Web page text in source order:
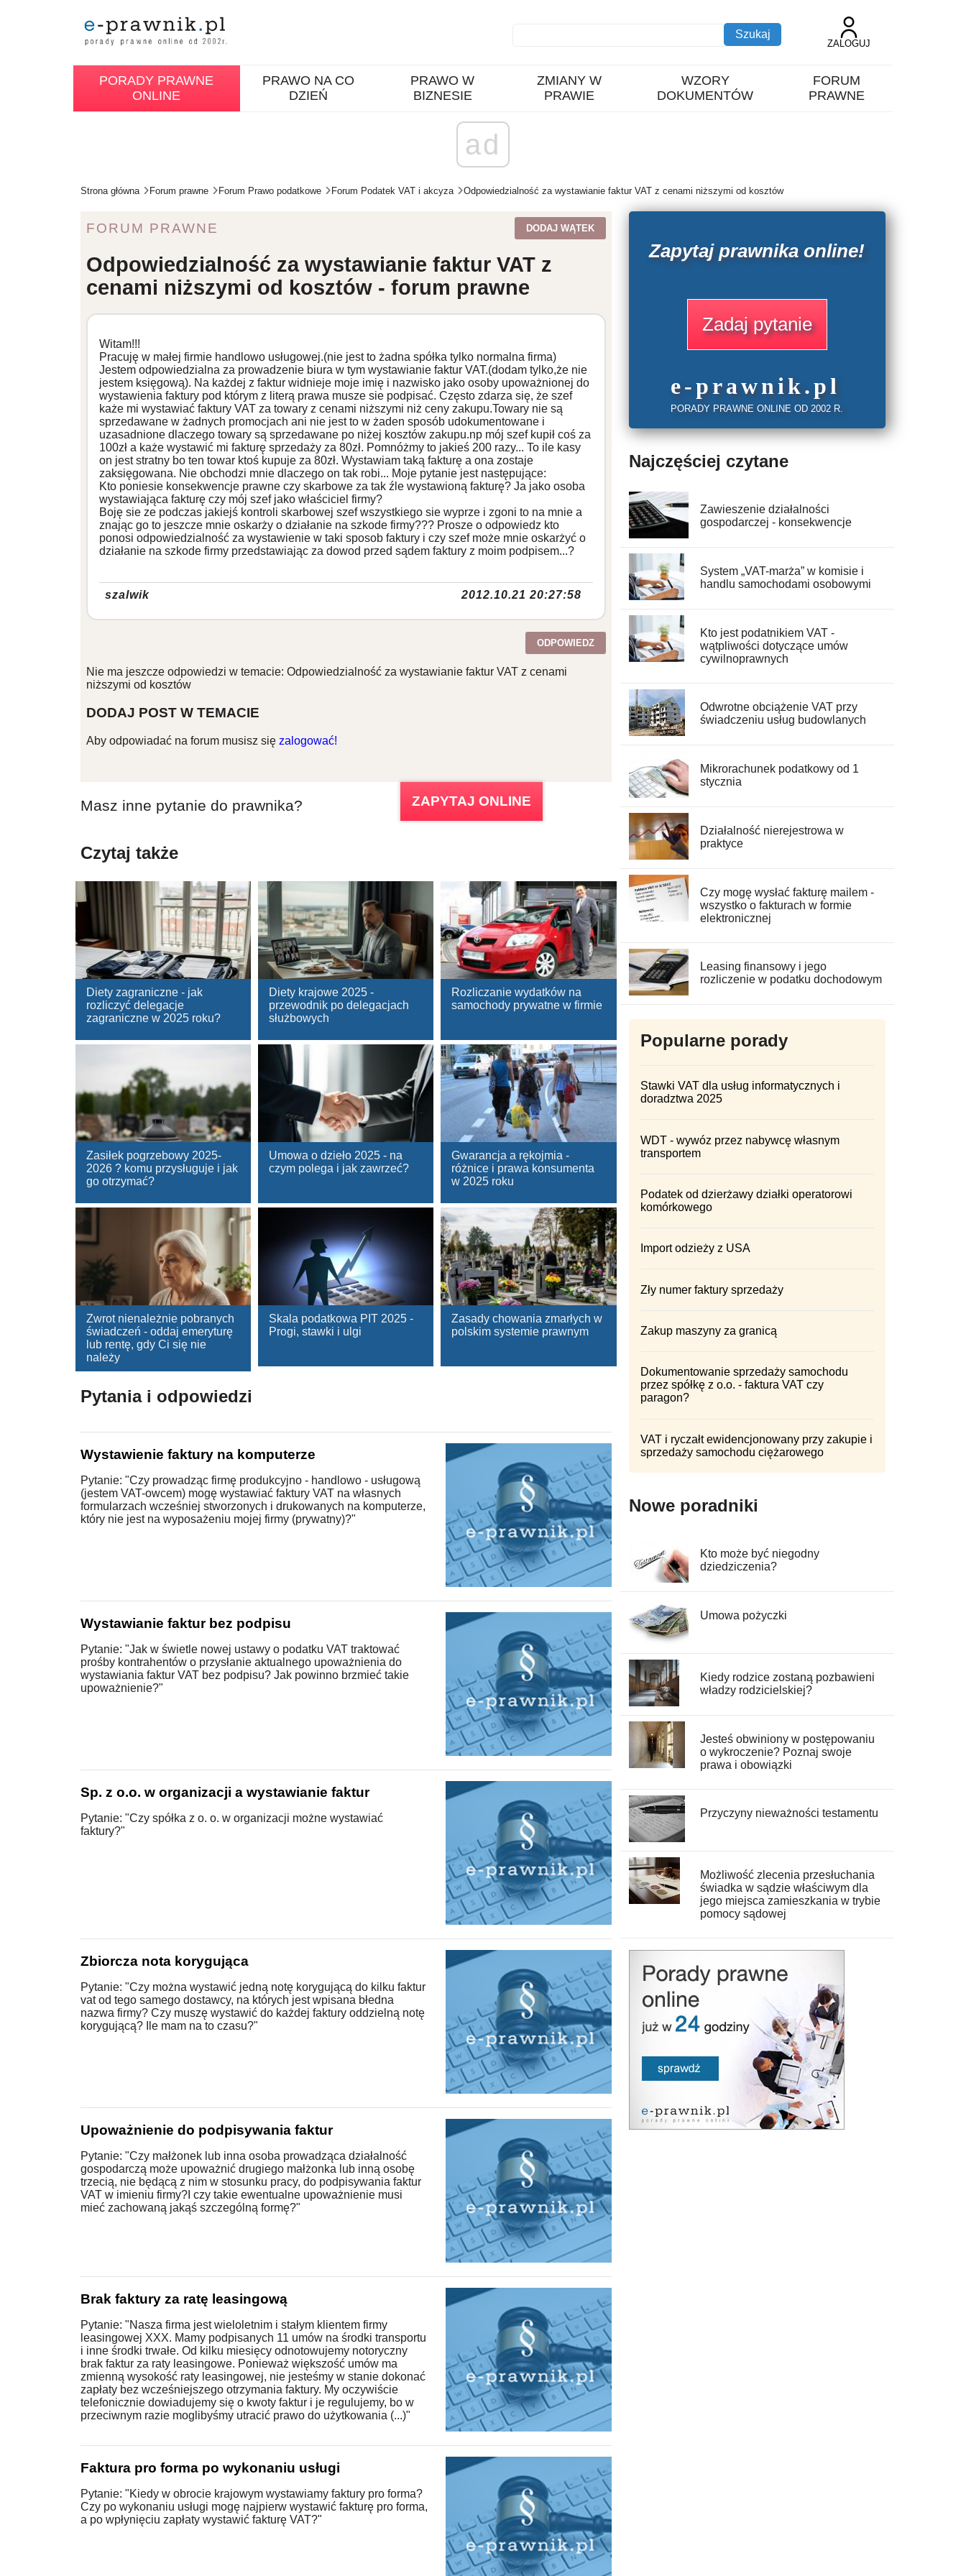
ZALOGUJ
PORADY PRAWNE
ONLINE
PRAWO NA CO
DZIEŃ
PRAWO W
BIZNESIE
ZMIANY W
PRAWIE
WZORY
DOKUMENTÓW
FORUM
PRAWNE
ad
Strona główna Forum prawne Forum Prawo podatkowe Forum Podatek VAT i akcyza Odpowiedzialność za wystawianie faktur VAT z cenami niższymi od kosztów
FORUM PRAWNE DODAJ WĄTEK
Odpowiedzialność za wystawianie faktur VAT z
cenami niższymi od kosztów - forum prawne
Witam!!!
Pracuję w małej firmie handlowo usługowej.(nie jest to żadna spółka tylko normalna firma)
Jestem odpowiedzialna za prowadzenie biura w tym wystawianie faktur VAT.(dodam tylko,że nie
jestem księgową). Na każdej z faktur widnieje moje imię i nazwisko jako osoby upoważnionej do
wystawienia faktury pod którym z literą prawa musze sie podpisać. Często zdarza się, że szef
każe mi wystawiać faktury VAT za towary z cenami niższymi niż ceny zakupu.Towary nie są
sprzedawane w żadnych promocjach ani nie jest to w żaden sposób udokumentowane i
uzasadnione dlaczego towary są sprzedawane po niżej kosztów zakupu.np mój szef kupił coś za
100zł a każe wystawić mi fakturę sprzedaży za 80zł. Pomnóżmy to jakieś 200 razy... To ile kasy
on jest stratny bo ten towar ktoś kupuje za 80zł. Wystawiam taką fakturę a ona zostaje
zaksięgowana. Nie obchodzi mnie dlaczego on tak robi... Moje pytanie jest następujące:
Kto poniesie konsekwencje prawne czy skarbowe za tak źle wystawioną fakturę? Ja jako osoba
wystawiająca fakturę czy mój szef jako właściciel firmy?
Boję sie ze podczas jakiejś kontroli skarbowej szef wszystkiego sie wyprze i zgoni to na mnie a
znając go to jeszcze mnie oskarży o działanie na szkode firmy??? Prosze o odpowiedz kto
ponosi odpowiedzialność za wystawienie w taki sposob faktury i czy szef może mnie oskarżyć o
działanie na szkode firmy przedstawiając za dowod przed sądem faktury z moim podpisem...?
szalwik 2012.10.21 20:27:58
ODPOWIEDZ
Nie ma jeszcze odpowiedzi w temacie: Odpowiedzialność za wystawianie faktur VAT z cenami
niższymi od kosztów
DODAJ POST W TEMACIE
Aby odpowiadać na forum musisz się zalogować!
Masz inne pytanie do prawnika? ZAPYTAJ ONLINE
Czytaj także
Diety zagraniczne - jak
rozliczyć delegacje
zagraniczne w 2025 roku?
Diety krajowe 2025 -
przewodnik po delegacjach
służbowych
Rozliczanie wydatków na
samochody prywatne w firmie
Zasiłek pogrzebowy 2025-
2026 ? komu przysługuje i jak
go otrzymać?
Umowa o dzieło 2025 - na
czym polega i jak zawrzeć?
Gwarancja a rękojmia -
różnice i prawa konsumenta
w 2025 roku
Zwrot nienależnie pobranych
świadczeń - oddaj emeryturę
lub rentę, gdy Ci się nie
należy
Skala podatkowa PIT 2025 -
Progi, stawki i ulgi
Zasady chowania zmarłych w
polskim systemie prawnym
Pytania i odpowiedzi
Wystawienie faktury na komputerze
Pytanie: "Czy prowadząc firmę produkcyjno - handlowo - usługową
(jestem VAT-owcem) mogę wystawiać faktury VAT na własnych
formularzach wcześniej stworzonych i drukowanych na komputerze,
który nie jest na wyposażeniu mojej firmy (prywatny)?"
Wystawianie faktur bez podpisu
Pytanie: "Jak w świetle nowej ustawy o podatku VAT traktować
prośby kontrahentów o przysłanie aktualnego upoważnienia do
wystawiania faktur VAT bez podpisu? Jak powinno brzmieć takie
upoważnienie?"
Sp. z o.o. w organizacji a wystawianie faktur
Pytanie: "Czy spółka z o. o. w organizacji możne wystawiać
faktury?"
Zbiorcza nota korygująca
Pytanie: "Czy można wystawić jedną notę korygującą do kilku faktur
vat od tego samego dostawcy, na których jest wpisana błedna
nazwa firmy? Czy muszę wystawić do każdej faktury oddzielną notę
korygującą? Ile mam na to czasu?"
Upoważnienie do podpisywania faktur
Pytanie: "Czy małżonek lub inna osoba prowadząca działalność
gospodarczą może upoważnić drugiego małżonka lub inną osobę
trzecią, nie będącą z nim w stosunku pracy, do podpisywania faktur
VAT w imieniu firmy?I czy takie ewentualne upoważnienie musi
mieć zachowaną jakąś szczególną formę?"
Brak faktury za ratę leasingową
Pytanie: "Nasza firma jest wieloletnim i stałym klientem firmy
leasingowej XXX. Mamy podpisanych 11 umów na środki transportu
i inne środki trwałe. Od kilku miesięcy odnotowujemy notoryczny
brak faktur za raty leasingowe. Ponieważ większość umów ma
zmienną wysokość raty leasingowej, nie jesteśmy w stanie dokonać
zapłaty bez wcześniejszego otrzymania faktury. My oczywiście
telefonicznie dowiadujemy się o kwoty faktur i je regulujemy, bo w
przeciwnym razie moglibyśmy utracić prawo do użytkowania (...)"
Faktura pro forma po wykonaniu usługi
Pytanie: "Kiedy w obrocie krajowym wystawiamy faktury pro forma?
Czy po wykonaniu usługi mogę najpierw wystawić fakturę pro forma,
a po wpłynięciu zapłaty wystawić fakturę VAT?"
Zapytaj prawnika online!
Zadaj pytanie
e-prawnik.pl
PORADY PRAWNE ONLINE OD 2002 R.
Najczęściej czytane
Zawieszenie działalności
gospodarczej - konsekwencje
System „VAT-marża” w komisie i
handlu samochodami osobowymi
Kto jest podatnikiem VAT -
wątpliwości dotyczące umów
cywilnoprawnych
Odwrotne obciążenie VAT przy
świadczeniu usług budowlanych
Mikrorachunek podatkowy od 1
stycznia
Działalność nierejestrowa w
praktyce
Czy mogę wysłać fakturę mailem -
wszystko o fakturach w formie
elektronicznej
Leasing finansowy i jego
rozliczenie w podatku dochodowym
Popularne porady
Stawki VAT dla usług informatycznych i
doradztwa 2025
WDT - wywóz przez nabywcę własnym
transportem
Podatek od dzierżawy działki operatorowi
komórkowego
Import odzieży z USA
Zły numer faktury sprzedaży
Zakup maszyny za granicą
Dokumentowanie sprzedaży samochodu
przez spółkę z o.o. - faktura VAT czy
paragon?
VAT i ryczałt ewidencjonowany przy zakupie i
sprzedaży samochodu ciężarowego
Nowe poradniki
Kto może być niegodny
dziedziczenia?
Umowa pożyczki
Kiedy rodzice zostaną pozbawieni
władzy rodzicielskiej?
Jesteś obwiniony w postępowaniu
o wykroczenie? Poznaj swoje
prawa i obowiązki
Przyczyny nieważności testamentu
Możliwość zlecenia przesłuchania
świadka w sądzie właściwym dla
jego miejsca zamieszkania w trybie
pomocy sądowej